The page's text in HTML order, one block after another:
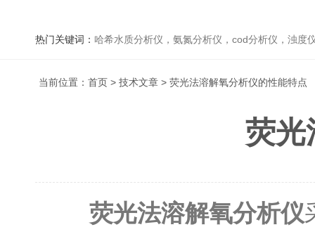
热门关键词： 哈希水质分析仪，氨氮分析仪，cod分析仪，浊度
当前位置： 首页 > 技术文章 > 荧光法溶解氧分析仪的性能特点
荧光
荧光法溶解氧分析仪